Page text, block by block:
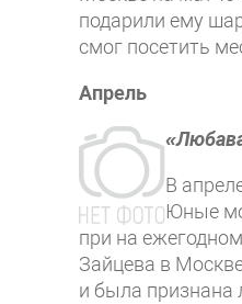
подарили ему
смог посетить
Апрель
В
Юные
при на
Зайцева в
и была признана